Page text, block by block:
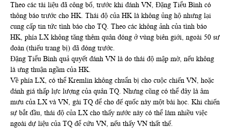
Theo các tài liệu đã công bố, trước khi đánh VN, Đặng Tiểu Bình có
thông báo trước cho HK. Thái độ của HK là không ủng hộ nhưng lại
cung cấp tin tức tình báo cho TQ. Theo các không ảnh của tình báo
HK, phía LX không tăng thêm quân đóng ở vùng biên giới, ngoài 50 sư
đoàn (thiếu trang bị) đã đóng trước.
Đặng Tiểu Bình quả quyết đánh VN là do thái độ mập mờ, nếu không
là ưng thuận ngầm của HK.
Về phía LX, có thể Kremlin không chuẩn bị cho cuộc chiến VN, hoặc
đánh giá thấp lực lượng của quân TQ. Nhưng cũng có thể đây là âm
mưu của LX và VN, gài TQ để cho đế quốc này một bài học. Khi chiến
sự bắt đầu, thái độ của LX cho thấy nước này có thể làm nhiều việc
ngoài dự liệu của TQ để cứu VN, nếu thấy VN thất thế.